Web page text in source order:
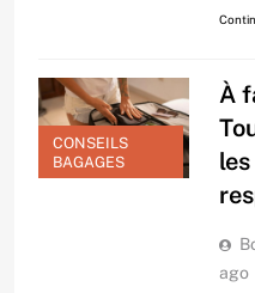
CONSEILS
BAGAGES
À
ago